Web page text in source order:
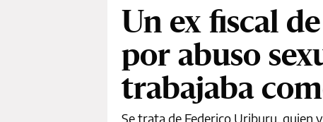
Un ex fiscal
por abuso
trabajaba
Se trata de Federico Uriburu, quien